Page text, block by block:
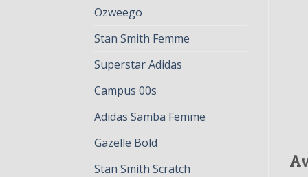
Ozweego
Stan Smith Femme
Superstar Adidas
Campus 00s
Adidas Samba Femme
Gazelle Bold
Stan Smith Scratch